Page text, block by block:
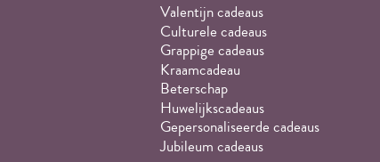
Valentijn cadeaus
Culturele cadeaus
Grappige cadeaus
Kraamcadeau
Beterschap
Huwelijkscadeaus
Gepersonaliseerde cadeaus
Jubileum cadeaus